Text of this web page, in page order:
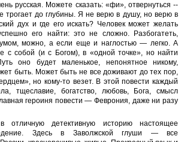
русская. Можете сказать: «фи», отвернуться --
трогает до глубины. Я не верю в душу, но верю в
дух и где его искать? Человек может желать
его найти: это не сложно. Разбогатеть,
можно, а если еще и наглостью — легко. А
с собой (и с Богом), в «одной точке», но найти
оно будет маленькое, непонятное никому,
быть. Может быть не все доживают до тех пор,
но кому-то везет. В этой повести каждый
тщеславие, богатство, любовь, Бога, смысл
героиня повести — Феврония, даже ни разу
отличную детективную историю настоящее
Здесь в Заволжской глуши — все